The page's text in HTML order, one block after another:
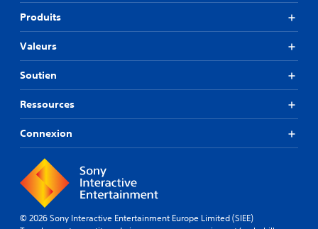
Produits
Valeurs
Soutien
Ressources
Connexion
© 2026 Sony Interactive Entertainment Europe Limited (SIEE)